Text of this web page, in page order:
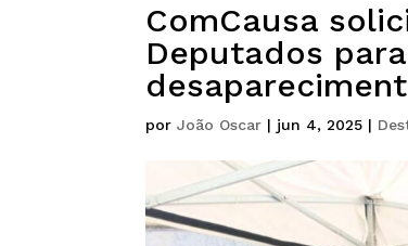
ComCausa
Deputados
porJoão Oscar | jun 4, 2025 |